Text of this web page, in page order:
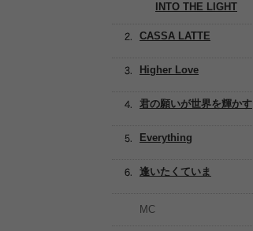
INTO THE LIGHT
CASSA LATTE
Higher Love
君の願いが世界を輝かす
Everything
逢いたくていま
MC